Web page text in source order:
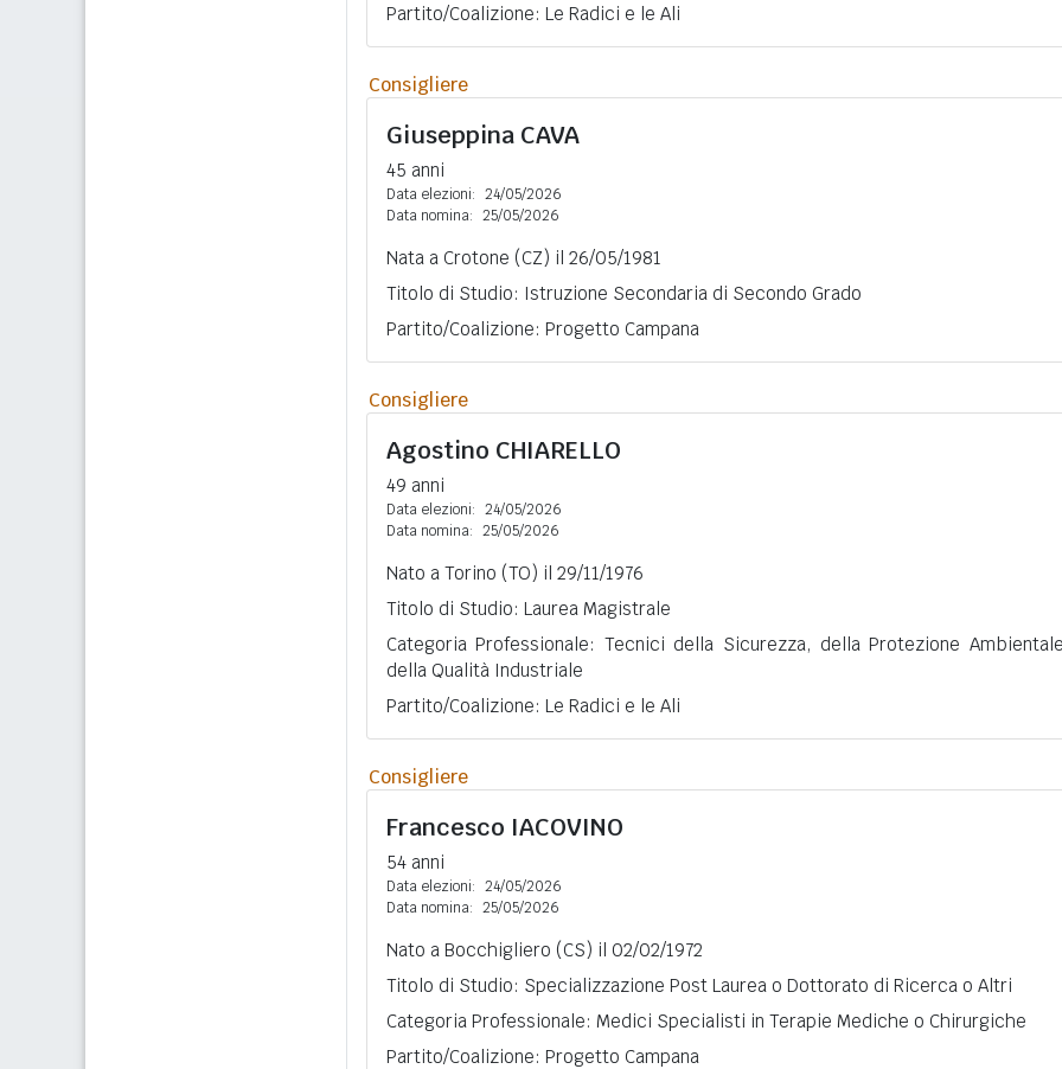
Partito/Coalizione: Le Radici e le Ali
Consigliere
Giuseppina CAVA
45 anni
Data elezioni: 24/05/2026
Data nomina: 25/05/2026
Nata a Crotone (CZ) il 26/05/1981
Titolo di Studio: Istruzione Secondaria di Secondo Grado
Partito/Coalizione: Progetto Campana
Consigliere
Agostino CHIARELLO
49 anni
Data elezioni: 24/05/2026
Data nomina: 25/05/2026
Nato a Torino (TO) il 29/11/1976
Titolo di Studio: Laurea Magistrale
Categoria Professionale: Tecnici della Sicurezza, della Protezione
della Qualità Industriale
Partito/Coalizione: Le Radici e le Ali
Consigliere
Francesco IACOVINO
54 anni
Data elezioni: 24/05/2026
Data nomina: 25/05/2026
Nato a Bocchigliero (CS) il 02/02/1972
Titolo di Studio: Specializzazione Post Laurea o Dottorato di Ricerca o Altri
Categoria Professionale: Medici Specialisti in Terapie Mediche o Chirurgiche
Partito/Coalizione: Progetto Campana